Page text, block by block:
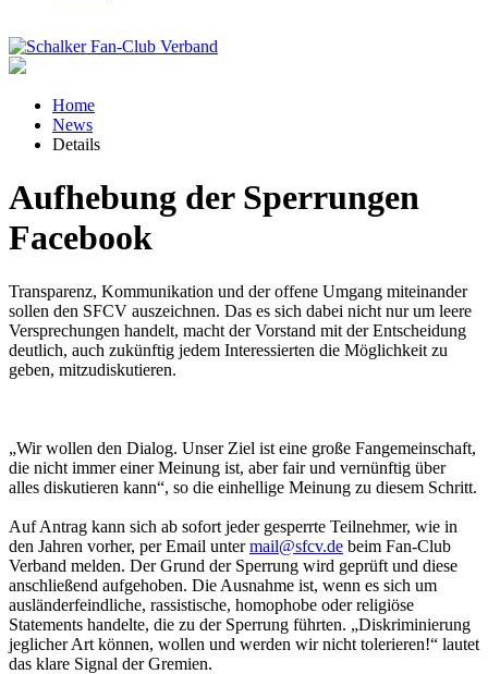
Home
News
Details
Aufhebung der Sperrungen
Facebook
Transparenz, Kommunikation und der offene Umgang miteinander
sollen den SFCV auszeichnen. Das es sich dabei nicht nur um leere
Versprechungen handelt, macht der Vorstand mit der Entscheidung
deutlich, auch zukünftig jedem Interessierten die Möglichkeit zu
geben, mitzudiskutieren.
„Wir wollen den Dialog. Unser Ziel ist eine große Fangemeinschaft,
die nicht immer einer Meinung ist, aber fair und vernünftig über
alles diskutieren kann“, so die einhellige Meinung zu diesem Schritt.
Auf Antrag kann sich ab sofort jeder gesperrte Teilnehmer, wie in
den Jahren vorher, per Email untermail@sfcv.de beim Fan-Club
Verband melden. Der Grund der Sperrung wird geprüft und diese
anschließend aufgehoben. Die Ausnahme ist, wenn es sich um
ausländerfeindliche, rassistische, homophobe oder religiöse
Statements handelte, die zu der Sperrung führten. „Diskriminierung
jeglicher Art können, wollen und werden wir nicht tolerieren!“ lautet
das klare Signal der Gremien.